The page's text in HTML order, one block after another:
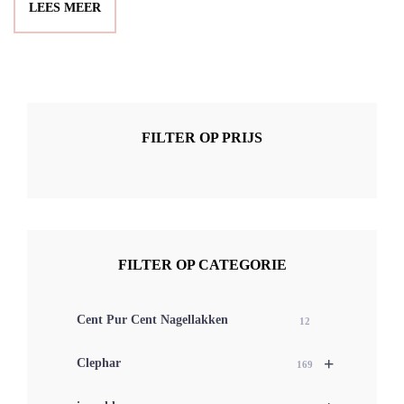
LEES MEER
FILTER OP PRIJS
FILTER OP CATEGORIE
Cent Pur Cent Nagellakken 12
+
Clephar 169